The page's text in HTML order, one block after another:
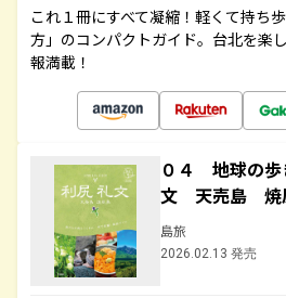
これ１冊にすべて凝縮！軽くて持ち
方」のコンパクトガイド。台北を楽
報満載！
０４ 地球の
文 天売島 焼
島旅
2026.02.13 発売